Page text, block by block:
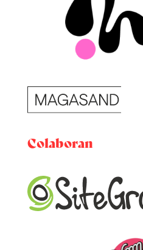
Colaboran